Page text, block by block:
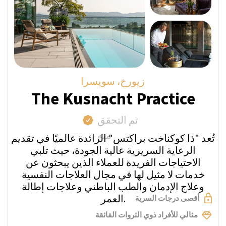
من 124,000 فرنك سويسري
احصل على عرض السعر
اطرح سؤالاً عبر واتساب
قام فريق التفتيش التابع لنا بزيارة مرافق مقدم
الخدمة للتأكد من مطابقتها للصور المعروضة على
صفحة ملفهم الشخصي.
زيورخ، سويسرا